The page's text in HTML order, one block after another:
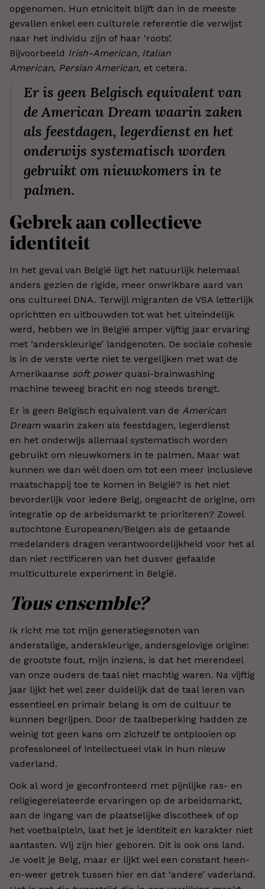
opgenomen. Hun etniciteit blijft dan in de meeste
gevallen enkel een culturele referentie die verwijst
naar het individu zijn of haar ‘roots’.
Bijvoorbeeld Irish-American, Italian
American, Persian American, et cetera.
Er is geen Belgisch equivalent van
deAmerican Dreamwaarin zaken
als feestdagen, legerdienst en het
onderwijs systematisch worden
gebruikt om nieuwkomers in te
palmen.
Gebrek aan collectieve
identiteit
In het geval van België ligt het natuurlijk helemaal
anders gezien de rigide, meer onwrikbare aard van
ons cultureel DNA. Terwijl migranten de VSA letterlijk
oprichtten en uitbouwden tot wat het uiteindelijk
werd, hebben we in België amper vijftig jaar ervaring
met ‘anderskleurige’ landgenoten. De sociale cohesie
is in de verste verte niet te vergelijken met wat de
Amerikaanse soft powerquasi-brainwashing
machine teweeg bracht en nog steeds brengt.
Er is geen Belgisch equivalent van de American
Dream waarin zaken als feestdagen, legerdienst
en het onderwijs allemaal systematisch worden
gebruikt om nieuwkomers in te palmen. Maar wat
kunnen we dan wél doen om tot een meer inclusieve
maatschappij toe te komen in België? Is het niet
bevorderlijk voor iedere Belg, ongeacht de origine, om
integratie op de arbeidsmarkt te prioriteren? Zowel
autochtone Europeanen/Belgen als de getaande
medelanders dragen verantwoordelijkheid voor het al
dan niet rectificeren van het dusver gefaalde
multiculturele experiment in België.
Tous ensemble?
Ik richt me tot mijn generatiegenoten van
anderstalige, anderskleurige, andersgelovige origine:
de grootste fout, mijn inziens, is dat het merendeel
van onze ouders de taal niet machtig waren. Na vijftig
jaar lijkt het wel zeer duidelijk dat de taal leren van
essentieel en primair belang is om de cultuur te
kunnen begrijpen. Door de taalbeperking hadden ze
weinig tot geen kans om zichzelf te ontplooien op
professioneel of intellectueel vlak in hun nieuw
vaderland.
Ook al word je geconfronteerd met pijnlijke ras- en
religiegerelateerde ervaringen op de arbeidsmarkt,
aan de ingang van de plaatselijke discotheek of op
het voetbalplein, laat het je identiteit en karakter niet
aantasten. Wij zijn hier geboren. Dit is ook ons land.
Je voelt je Belg, maar er lijkt wel een constant heen-
en-weer getrek tussen hier en dat ‘andere’ vaderland.